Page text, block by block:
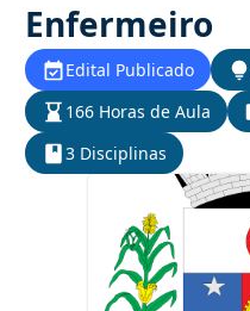
Enfermeiro
Edital Publicado
166 Horas de Aula
3 Disciplinas